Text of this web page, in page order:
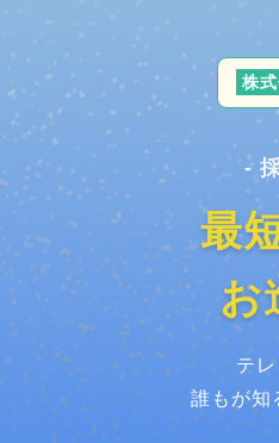
株
-
最
お
テ
誰もが知